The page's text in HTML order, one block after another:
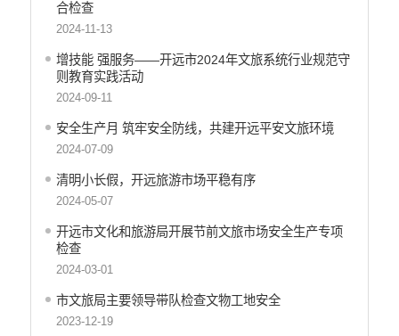
养老服务
规划计划
食品药品监管
义务教育
政府集中采购
环保督察
医疗卫生
行政许可
合检查
2024-11-13
增技能 强服务——开远市2024年文旅系统行业规范守
则教育实践活动
2024-09-11
安全生产月 筑牢安全防线，共建开远平安文旅环境
2024-07-09
清明小长假，开远旅游市场平稳有序
2024-05-07
开远市文化和旅游局开展节前文旅市场安全生产专项
检查
2024-03-01
市文旅局主要领导带队检查文物工地安全
2023-12-19